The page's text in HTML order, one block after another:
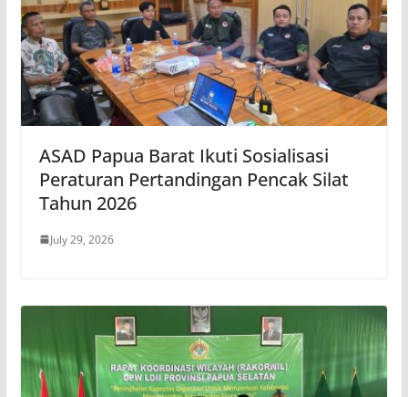
ASAD Papua Barat Ikuti Sosialisasi
Peraturan Pertandingan Pencak Silat
Tahun 2026
July 29, 2026